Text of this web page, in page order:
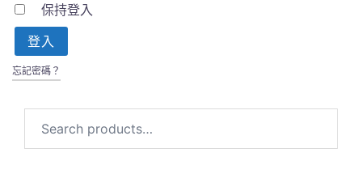
保持登入
登入
忘記密碼？
for: